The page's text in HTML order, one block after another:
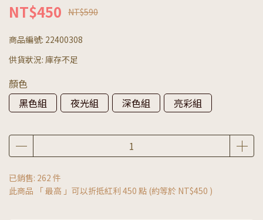
NT$450 NT$590
商品編號: 22400308
供貨狀況: 庫存不足
顏色
黑色組
夜光組 深色組 亮彩組
已銷售: 262 件
此商品 「 最高 」可以折抵紅利 450 點 (約等於 NT$450 )